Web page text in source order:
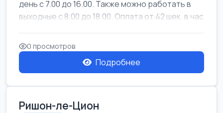
день с 7.00 до 16.00. Также можно работать в
выходные с 8.00 до 18.00. Оплата от 42 шек. в час
0 просмотров
Подробнее
Ришон-ле-Цион